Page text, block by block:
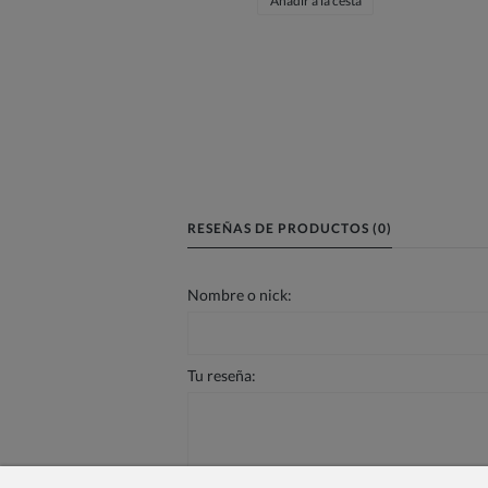
RESEÑAS DE PRODUCTOS (0)
Nombre o nick:
Tu reseña: